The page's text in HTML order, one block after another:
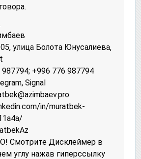
улица Болота Юнусалиева,
987794; +996 776 987794
Signal
in/muratbek-
Смотрите Дисклеймер в
углу нажав гиперссылку